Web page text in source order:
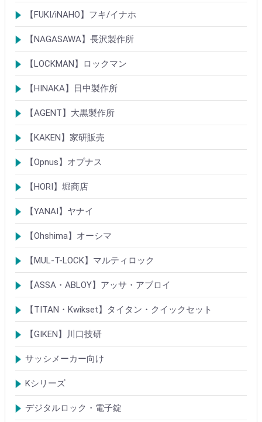
シリンダー
錠・ロック製品
【FUKI/iNAHO】フキ/イナホ
TIERKEYシリンダー
ロック製品
【NAGASAWA】長沢製作所
シリンダー
古代・古代ネオ装飾錠
KEYLEX/キーレックス
レバーハンドルシリーズ
【LOCKMAN】ロックマン
メガクロスSPシリンダー
デジタルロック
【HINAKA】日中製作所
SEPA/HDSシリンダー
SEPA・AGE・GIAロック製品
【AGENT】大黒製作所
LSシリンダー
錠・ロック製品
【KAKEN】家研販売
ベルウェーブキー
ロック製品
【Opnus】オプナス
シリンダー
ロック製品
【HORI】堀商店
シリンダー
錠・ロック製品
【YANAI】ヤナイ
Rシリーズシリンダー
ロック製品
【Ohshima】オーシマ
シリンダー
錠・ロック製品
【MUL-T-LOCK】マルティロック
シリンダー
南京錠
【ASSA・ABLOY】アッサ・アブロイ
シリンダー
ロック製品
【TITAN・Kwikset】タイタン・クイックセット
シリンダー
錠
【GIKEN】川口技研
鍵ケース/ラッチング
室内錠シリーズ
サッシメーカー向け
TOSTEMトステム(LIXILリクシル)
新日軽
三協(立山)アルミ
YKK
ミサワホーム
セキスイ
YAMAHA
ダイワハウス
松下電工・ナショナル住宅
不二サッシ
その他
Kシリーズ
【KH】アルミサッシ用引戸錠
【M】ミワ特殊錠
【G】ゴール特殊錠
【S】ショウワ特殊錠
【R】各社特殊錠
【MCY】ミワ取替用シリンダー
【GCY】ゴール取替用シリンダー
【SCY】ショウワ取替用シリンダー
【WCY】ウェスト取替用シリンダー
【ACY】アルファ取替用シリンダー
【KCY】コダイ取替用シリンダー
【KC】クレセントシリーズ
その他Kシリーズ
デジタルロック・電子錠